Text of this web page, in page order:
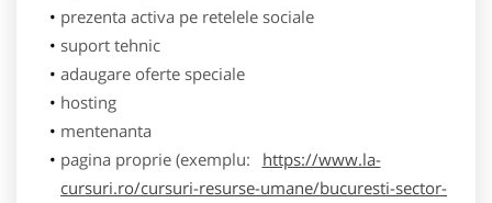
prezenta activa pe retelele sociale
suport tehnic
adaugare oferte speciale
hosting
mentenanta
pagina proprie (exemplu:
https://www.la-
cursuri.ro/cursuri-resurse-umane/bucuresti-sector-